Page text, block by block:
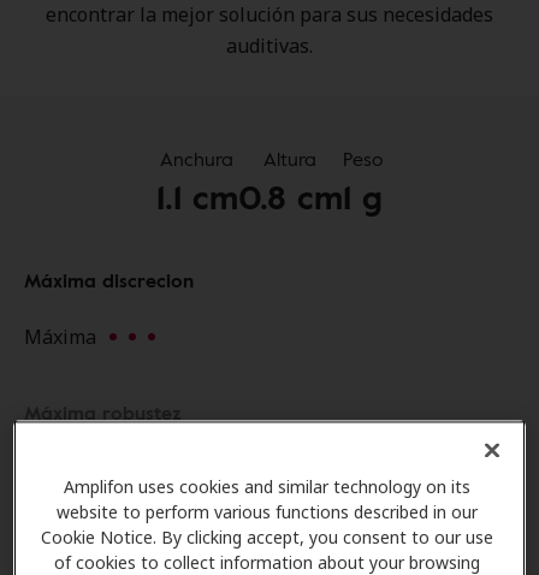
Amplifon uses cookies and similar technology on its
website to perform various functions described in our
Cookie Notice. By clicking accept, you consent to our use
of cookies to collect information about your browsing
encontrar la mejor solución para sus necesidades
auditivas.
Anchura
1.1 cm
Altura
0.8 cm
Peso
1 g
Máxima discrecion
Máxima Rating: Máxima (3 of 3)
Máxima robustez
Conectividad Bluetooth